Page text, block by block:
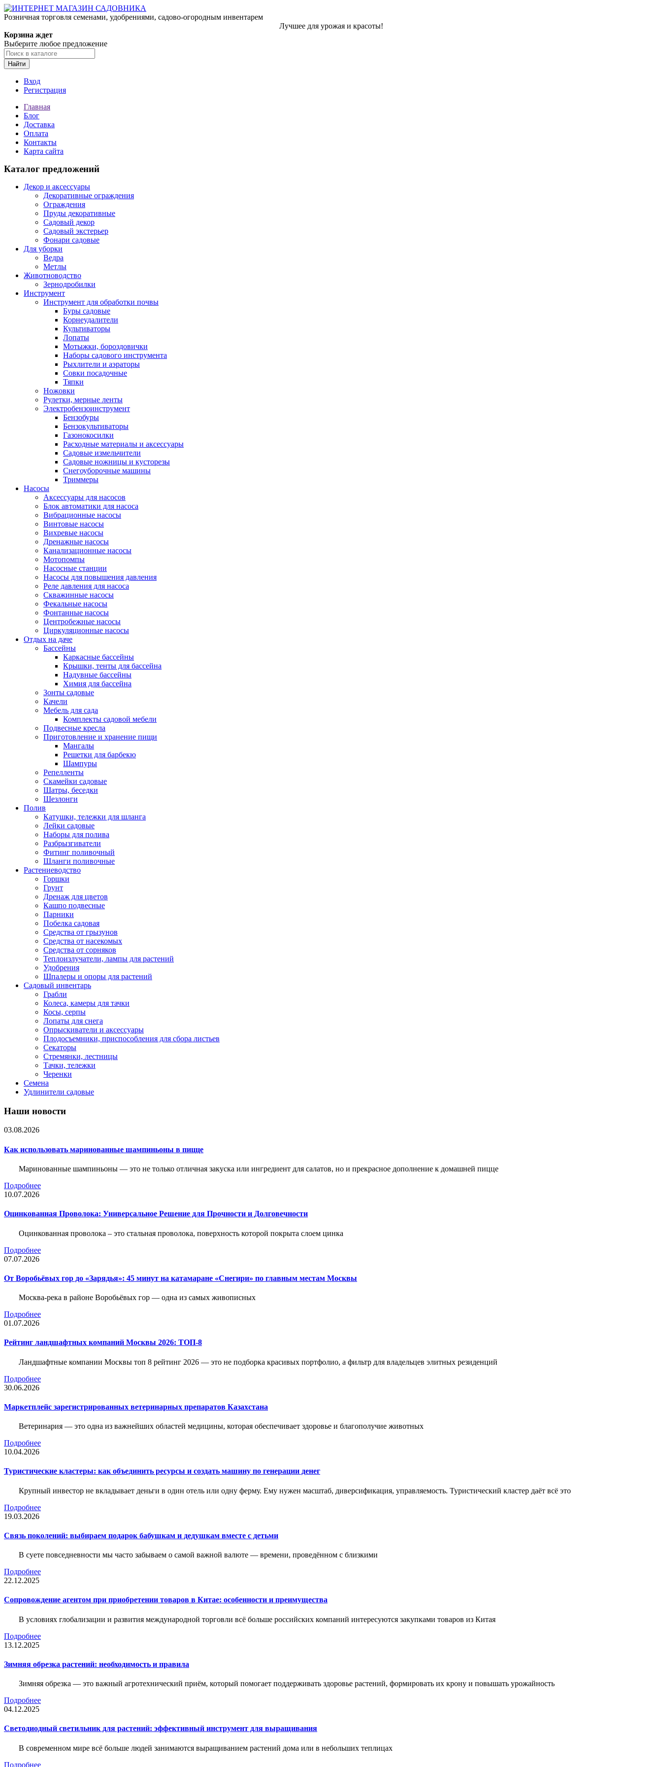
Розничная торговля семенами, удобрениями, садово-огородным инвентарем
Лучшее для урожая и красоты!
Корзина ждет
Выберите любое предложение
Найти
Вход
Регистрация
Главная
Блог
Доставка
Оплата
Контакты
Карта сайта
Каталог предложений
Декор и аксессуары
Декоративные ограждения
Ограждения
Пруды декоративные
Садовый декор
Садовый экстерьер
Фонари садовые
Для уборки
Ведра
Метлы
Животноводство
Зернодробилки
Инструмент
Инструмент для обработки почвы
Буры садовые
Корнеудалители
Культиваторы
Лопаты
Мотыжки, бороздовички
Наборы садового инструмента
Рыхлители и аэраторы
Совки посадочные
Тяпки
Ножовки
Рулетки, мерные ленты
Электробензоинструмент
Бензобуры
Бензокультиваторы
Газонокосилки
Расходные материалы и аксессуары
Садовые измельчители
Садовые ножницы и кусторезы
Снегоуборочные машины
Триммеры
Насосы
Аксессуары для насосов
Блок автоматики для насоса
Вибрационные насосы
Винтовые насосы
Вихревые насосы
Дренажные насосы
Канализационные насосы
Мотопомпы
Насосные станции
Насосы для повышения давления
Реле давления для насоса
Скважинные насосы
Фекальные насосы
Фонтанные насосы
Центробежные насосы
Циркуляционные насосы
Отдых на даче
Бассейны
Каркасные бассейны
Крышки, тенты для бассейна
Надувные бассейны
Химия для бассейна
Зонты садовые
Качели
Мебель для сада
Комплекты садовой мебели
Подвесные кресла
Приготовление и хранение пищи
Мангалы
Решетки для барбекю
Шампуры
Репелленты
Скамейки садовые
Шатры, беседки
Шезлонги
Полив
Катушки, тележки для шланга
Лейки садовые
Наборы для полива
Разбрызгиватели
Фитинг поливочный
Шланги поливочные
Растениеводство
Горшки
Грунт
Дренаж для цветов
Кашпо подвесные
Парники
Побелка садовая
Средства от грызунов
Средства от насекомых
Средства от сорняков
Теплоизлучатели, лампы для растений
Удобрения
Шпалеры и опоры для растений
Садовый инвентарь
Грабли
Колеса, камеры для тачки
Косы, серпы
Лопаты для снега
Опрыскиватели и аксессуары
Плодосъемники, приспособления для сбора листьев
Секаторы
Стремянки, лестницы
Тачки, тележки
Черенки
Семена
Удлинители садовые
Наши новости
03.08.2026
Как использовать маринованные шампиньоны в пицце
Маринованные шампиньоны — это не только отличная закуска или ингредиент для салатов, но и прекрасное дополнение к домашней пицце
Подробнее
10.07.2026
Оцинкованная Проволока: Универсальное Решение для Прочности и Долговечности
Оцинкованная проволока – это стальная проволока, поверхность которой покрыта слоем цинка
Подробнее
07.07.2026
От Воробьёвых гор до «Зарядья»: 45 минут на катамаране «Снегири» по главным местам Москвы
Москва-река в районе Воробьёвых гор — одна из самых живописных
Подробнее
01.07.2026
Рейтинг ландшафтных компаний Москвы 2026: ТОП-8
Ландшафтные компании Москвы топ 8 рейтинг 2026 — это не подборка красивых портфолио, а фильтр для владельцев элитных резиденций
Подробнее
30.06.2026
Маркетплейс зарегистрированных ветеринарных препаратов Казахстана
Ветеринария — это одна из важнейших областей медицины, которая обеспечивает здоровье и благополучие животных
Подробнее
10.04.2026
Туристические кластеры: как объединить ресурсы и создать машину по генерации денег
Крупный инвестор не вкладывает деньги в один отель или одну ферму. Ему нужен масштаб, диверсификация, управляемость. Туристический кластер даёт всё это
Подробнее
19.03.2026
Связь поколений: выбираем подарок бабушкам и дедушкам вместе с детьми
В суете повседневности мы часто забываем о самой важной валюте — времени, проведённом с близкими
Подробнее
22.12.2025
Сопровождение агентом при приобретении товаров в Китае: особенности и преимущества
В условиях глобализации и развития международной торговли всё больше российских компаний интересуются закупками товаров из Китая
Подробнее
13.12.2025
Зимняя обрезка растений: необходимость и правила
Зимняя обрезка — это важный агротехнический приём, который помогает поддерживать здоровье растений, формировать их крону и повышать урожайность
Подробнее
04.12.2025
Светодиодный светильник для растений: эффективный инструмент для выращивания
В современном мире всё больше людей занимаются выращиванием растений дома или в небольших теплицах
Подробнее